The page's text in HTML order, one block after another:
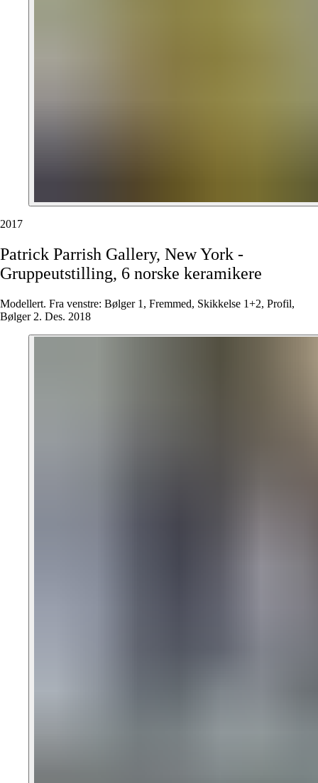
2017
Patrick Parrish Gallery, NewYork -
Gruppeutstilling, 6 norske keramikere
Modellert. Fra venstre: Bølger 1, Fremmed, Skikkelse 1+2, Profil,
Bølger 2. Des. 2018